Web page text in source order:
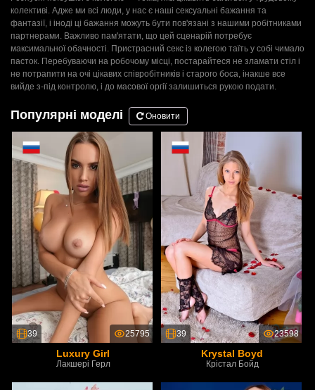
колективі. Адже ми всі люди, у нас є наші сексуальні бажання та
фантазії, і іноді ці бажання можуть бути пов'язані з нашими робітниками
партнерами. Важливо пам'ятати, що цей сценарій потребує
максимальної обачності. Пристрасний секс із колегою таїть у собі чимало
пасток. Перебуваючи на робочому місці, постарайтеся не зламати стіл і
не потрапити на очі цікавих співробітників і старого боса, інакше все
вийде з-під контролю, і до масової оргії залишиться рукою подати.
Популярні моделі Оновити
39 25795
Luxury Girl
Лакшері Герл
39 23598
Krystal Boyd
Крістал Бойд